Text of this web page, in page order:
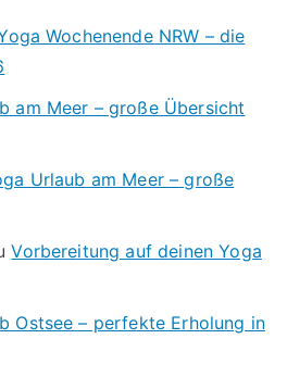
Wochenende NRW – die
am Meer – große Übersicht
Urlaub am Meer – große
Vorbereitung auf deinen Yoga
Ostsee – perfekte Erholung in